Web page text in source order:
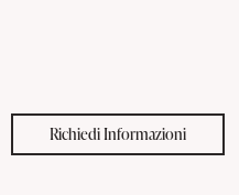
Richiedi Informazioni